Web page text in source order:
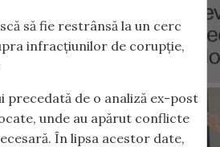
să fie restrânsă la un cerc
infracțiunilor de corupție,
de o analiză ex-post
unde au apărut conflicte
În lipsa acestor date,